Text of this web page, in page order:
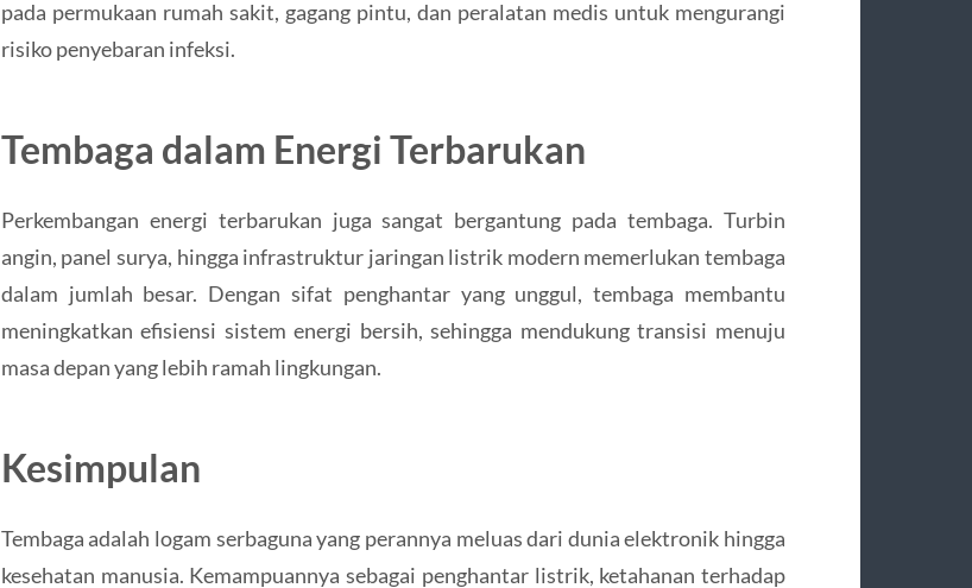
pada permukaan rumah sakit, gagang pintu, dan peralatan medis untuk mengurangi
risiko penyebaran infeksi.
Tembaga dalam Energi Terbarukan
Perkembangan energi terbarukan juga sangat bergantung pada tembaga. Turbin
angin, panel surya, hingga infrastruktur jaringan listrik modern memerlukan tembaga
dalam jumlah besar. Dengan sifat penghantar yang unggul, tembaga membantu
meningkatkan efisiensi sistem energi bersih, sehingga mendukung transisi menuju
masa depan yang lebih ramah lingkungan.
Kesimpulan
Tembaga adalah logam serbaguna yang perannya meluas dari dunia elektronik hingga
kesehatan manusia. Kemampuannya sebagai penghantar listrik, ketahanan terhadap